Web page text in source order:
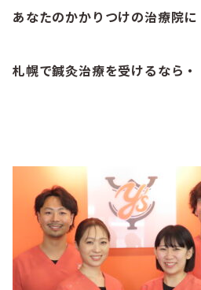
あなたのかかりつけの治療院に
札幌で鍼灸治療を受けるなら・